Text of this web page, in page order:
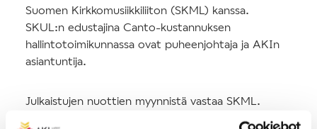
Suomen Kirkkomusiikkiliiton (SKML) kanssa.
SKUL:n edustajina Canto-kustannuksen
hallintotoimikunnassa ovat puheenjohtaja ja AKIn
asiantuntija.
Julkaistujen nuottien myynnistä vastaa SKML.